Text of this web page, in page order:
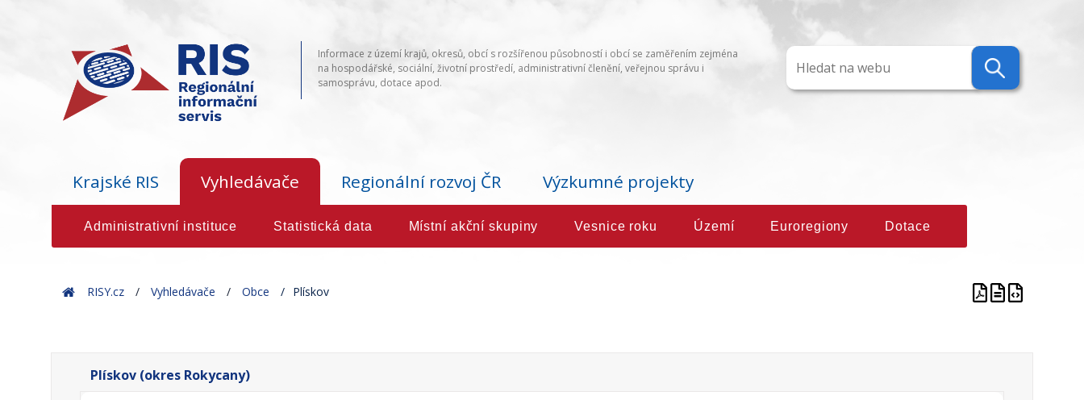
Informace z území krajů, okresů, obcí s rozšířenou působností i obcí se zaměřením zejména
na hospodářské, sociální, životní prostředí, administrativní členění, veřejnou správu i
samosprávu, dotace apod.
Krajské RIS Vyhledávače Regionální rozvoj ČR Výzkumné projekty
Administrativní instituce Statistická data Místní akční skupiny Vesnice roku Území Euroregiony Dotace
HomeRISY.cz Vyhledávače Obce Plískov
Plískov (okres Rokycany)